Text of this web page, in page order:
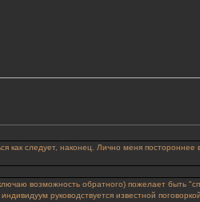
следует, наконец. Лично меня
возможность обратного) пожелает быть
руководствуется известной